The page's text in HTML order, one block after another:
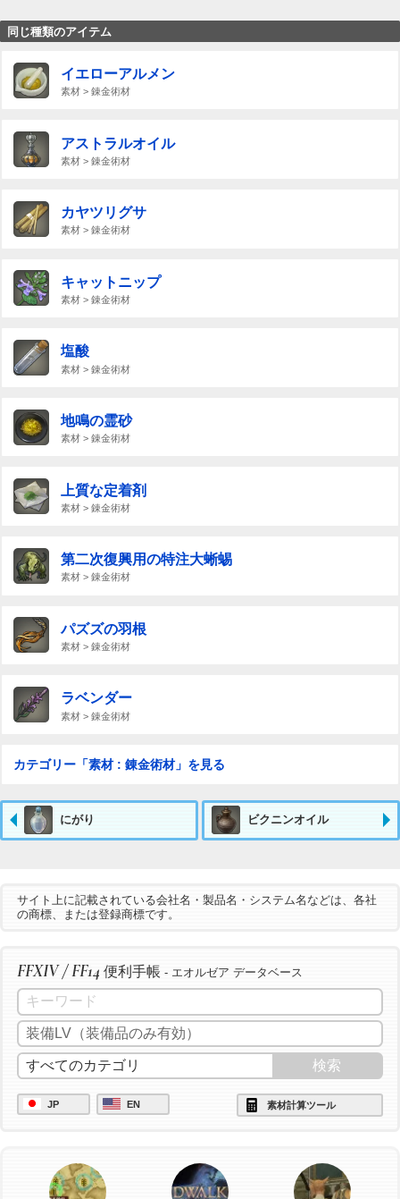
同じ種類のアイテム
イエローアルメン
素材 > 錬金術材
アストラルオイル
素材 > 錬金術材
カヤツリグサ
素材 > 錬金術材
キャットニップ
素材 > 錬金術材
塩酸
素材 > 錬金術材
地鳴の霊砂
素材 > 錬金術材
上質な定着剤
素材 > 錬金術材
第二次復興用の特注大蜥蜴
素材 > 錬金術材
パズズの羽根
素材 > 錬金術材
ラベンダー
素材 > 錬金術材
カテゴリー「素材 : 錬金術材」を見る
にがり ビクニンオイル
サイト上に記載されている会社名・製品名・システム名などは、各社
の商標、または登録商標です。
FFXIV / FF14 便利手帳 - エオルゼア データベース
JP EN 素材計算ツール